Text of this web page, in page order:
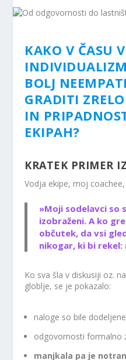
KAKO V ČASU
BOLJ
GRADITI
IN
EKIPAH?
KRATEK PRIMER
Vodja ekipe, moj
»Moji sodelavci so
izobraženi. A ko
občutek, da vsi
nikogar, ki bi rekel:
Ko sva šla v diskusiji oz.
globlje, se je pokazalo:
naloge so bile
odgovornosti formalno
manjkala pa je